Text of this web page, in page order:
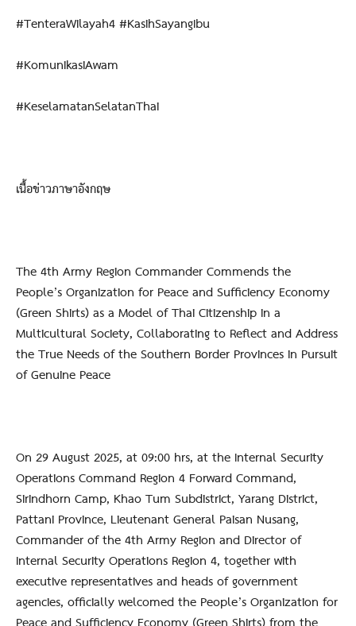
#TenteraWilayah4 #KasihSayangIbu
#KomunikasiAwam
#KeselamatanSelatanThai
เนื้อข่าวภาษาอังกฤษ
The 4th Army Region Commander Commends the
People’s Organization for Peace and Sufficiency Economy
(Green Shirts) as a Model of Thai Citizenship in a
Multicultural Society, Collaborating to Reflect and Address
the True Needs of the Southern Border Provinces in Pursuit
of Genuine Peace
On 29 August 2025, at 09:00 hrs, at the Internal Security
Operations Command Region 4 Forward Command,
Sirindhorn Camp, Khao Tum Subdistrict, Yarang District,
Pattani Province, Lieutenant General Paisan Nusang,
Commander of the 4th Army Region and Director of
Internal Security Operations Region 4, together with
executive representatives and heads of government
agencies, officially welcomed the People’s Organization for